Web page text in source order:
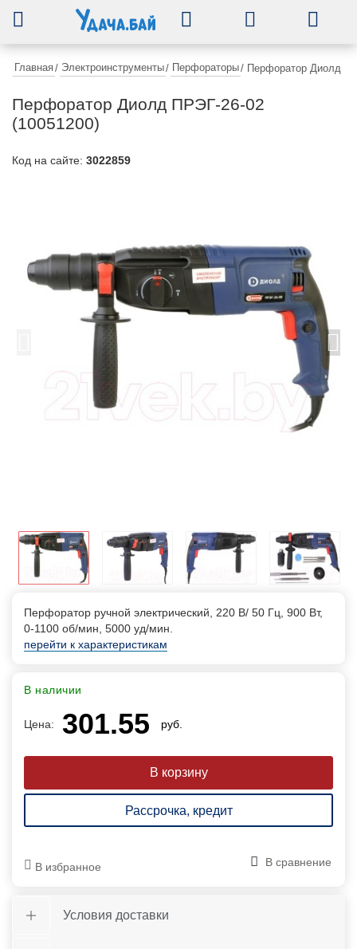
Главная/ Электроинструменты/ Перфораторы/ Перфоратор Диолд
Перфоратор Диолд ПРЭГ-26-02
(10051200)
Код на сайте: 3022859
Перфоратор ручной электрический, 220 В/ 50 Гц, 900 Вт,
0-1100 об/мин, 5000 уд/мин.
перейти к характеристикам
В наличии
Цена: 301.55 руб.
Рассрочка, кредит
В избранное В сравнение
Условия доставки